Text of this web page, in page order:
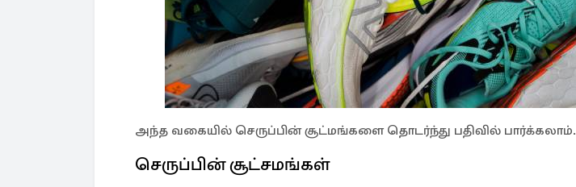
அந்த வகையில் செருப்பின் சூட்மங்களை தொடர்ந்து பதிவில் பார்க்கலாம்.
செருப்பின் சூட்சமங்கள்